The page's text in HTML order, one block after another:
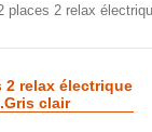
places 2 relax
2 relax électrique
clair